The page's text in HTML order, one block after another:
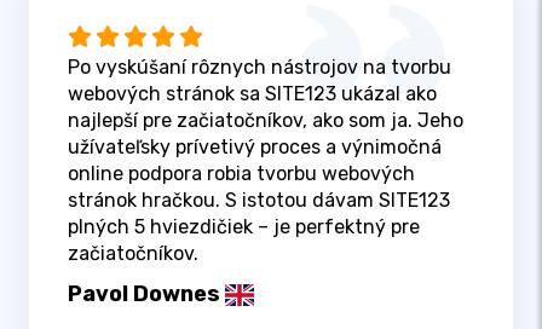
Po vyskúšaní rôznych nástrojov na tvorbu
webových stránok sa SITE123 ukázal ako
najlepší pre začiatočníkov, ako som ja. Jeho
užívateľsky prívetivý proces a výnimočná
online podpora robia tvorbu webových
stránok hračkou. S istotou dávam SITE123
plných 5 hviezdičiek – je perfektný pre
začiatočníkov.
Pavol Downes